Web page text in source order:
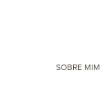
SOBRE MIM